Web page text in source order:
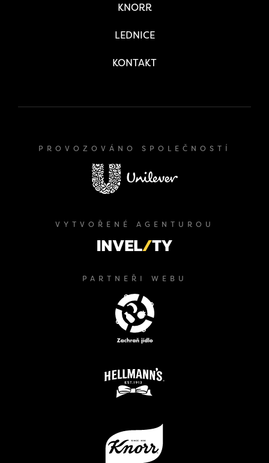
KNORR
LEDNICE
KONTAKT
PROVOZOVÁNO SPOLEČNOSTÍ
VYTVOŘENÉ AGENTUROU
PARTNEŘI WEBU